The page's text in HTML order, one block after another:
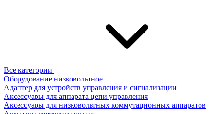
Все категории
Оборудование низковольтное
Адаптер для устройств управления и сигнализации
Аксессуары для аппарата цепи управления
Аксессуары для низковольтных коммутационных аппаратов